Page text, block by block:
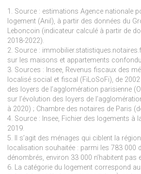
1. Source : estimations Agence nationale
logement (Anil), à partir des données du
Leboncoin (indicateur calculé à partir de
2018-2022).
2. Source :
sur les maisons et appartements
3. Sources : Insee, Revenus fiscaux des
localisé social et fiscal (FiLoSoFi), de
des loyers de l’agglomération parisienne
sur l’évolution des loyers de
à 2020) ; Chambre des notaires de Paris
4. Source : Insee, Fichier des logements à
2019.
5. Il s’agit des ménages qui ciblent la
localisation souhaitée : parmi les 783 000
dénombrés, environ 33 000 n’habitent pas
6. La catégorie du logement correspond